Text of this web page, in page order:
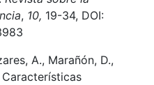
, 10, 19-34, DOI:
A., Marañón, D.,
Características